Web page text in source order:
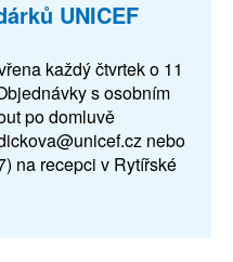
UNICEF
každý čtvrtek o 11
s osobním
po domluvě
nebo
na recepci v Rytířské